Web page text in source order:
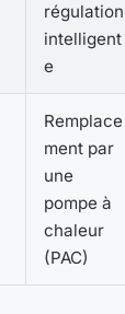
régulation
intelligent
e
Remplace
ment par
une
pompe à
chaleur
(PAC)